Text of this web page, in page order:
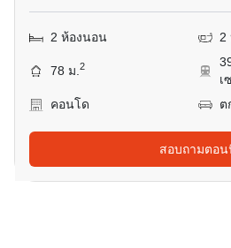
2 ห้องนอน 2
78 ม.2
เ
คอนโด
ต
สอบถามตอ